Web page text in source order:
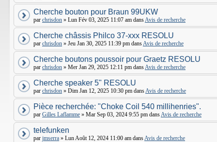
Cherche bouton pour Braun 99UKW
par chrisdon » Lun Fév 03, 2025 11:07 am dansAvis de recherche
Cherche châssis Philco 37-xxx RESOLU
par chrisdon » Jeu Jan 30, 2025 11:39 pm dansAvis de recherche
Cherche boutons poussoir pour Graetz RESOLU
par chrisdon » Mer Jan 29, 2025 12:11 pm dansAvis de recherche
Cherche speaker 5" RESOLU
par chrisdon » Dim Jan 12, 2025 10:30 pm dansAvis de recherche
Pièce recherchée: "Choke Coil 540 millihenries".
par Gilles Laflamme » Mar Sep 03, 2024 9:55 pm dansAvis de recherche
telefunken
par jmserra » Lun Août 12, 2024 11:00 am dansAvis de recherche